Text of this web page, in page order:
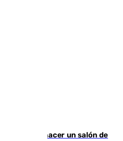
a Trump hacer un salón de